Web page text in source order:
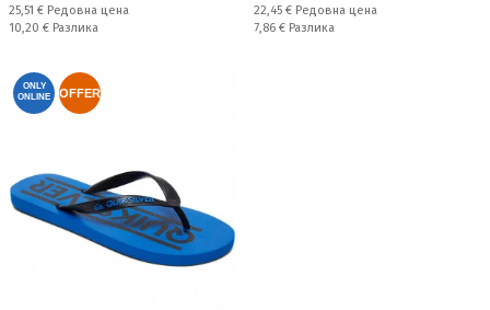
Редовна цена:
25,51 € Редовна цена
Спестявате:
10,20 € Разлика
Редовна цена:
22,45 € Редовна цена
Спестявате:
7,86 € Разлика
ONLY
ONLINE
OFFER